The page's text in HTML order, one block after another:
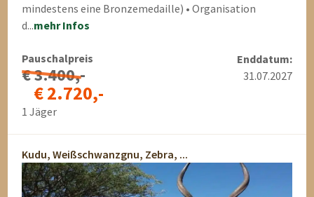
mindestens eine Bronzemedaille) • Organisation
d...mehr Infos
Pauschalpreis
€ 3.400,-
€ 2.720,-
1 Jäger
Enddatum:
31.07.2027
Kudu, Weißschwanzgnu, Zebra, ...